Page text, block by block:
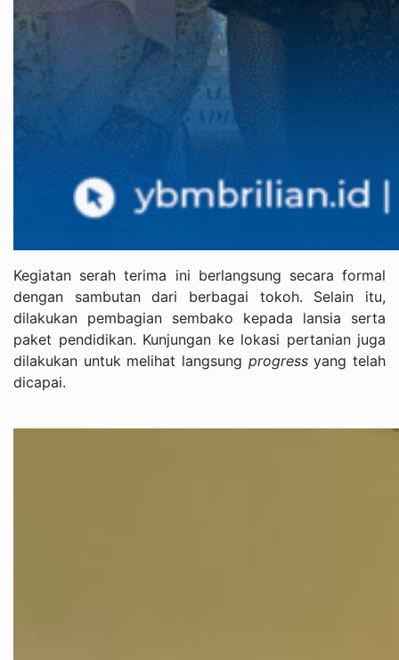
Kegiatan serah terima ini berlangsung secara formal
dengan sambutan dari berbagai tokoh. Selain itu,
dilakukan pembagian sembako kepada lansia serta
paket pendidikan. Kunjungan ke lokasi pertanian juga
dilakukan untuk melihat langsung progressyang telah
dicapai.